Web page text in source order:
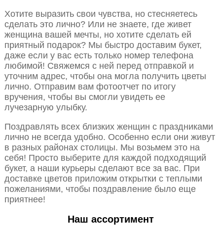
Хотите выразить свои чувства, но стесняетесь
сделать это лично? Или не знаете, где живет
женщина вашей мечты, но хотите сделать ей
приятный подарок? Мы быстро доставим букет,
даже если у вас есть только номер телефона
любимой! Свяжемся с ней перед отправкой и
уточним адрес, чтобы она могла получить цветы
лично. Отправим вам фотоотчет по итогу
вручения, чтобы вы смогли увидеть ее
лучезарную улыбку.
Поздравлять всех близких женщин с праздниками
лично не всегда удобно. Особенно если они живут
в разных районах столицы. Мы возьмем это на
себя! Просто выберите для каждой подходящий
букет, а наши курьеры сделают все за вас. При
доставке цветов приложим открытки с теплыми
пожеланиями, чтобы поздравление было еще
приятнее!
Наш ассортимент